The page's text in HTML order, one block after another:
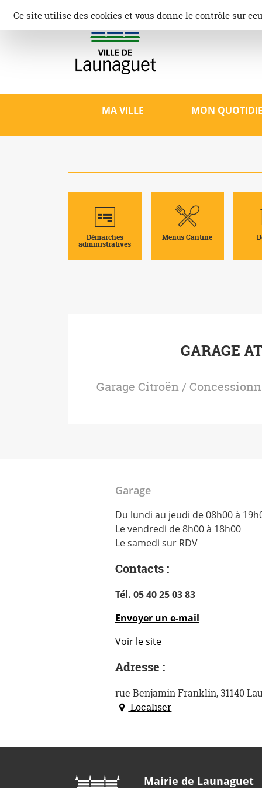
contenu
Site
MA VILLE MON
Démarches
administratives
Menus Cantine
GARAGE
Garage Citroën /
Garage
Du lundi au jeudi de 08h00 à
Le vendredi de 8h00 à 18h00
Le samedi sur RDV
Contacts :
Tél. 05 40 25 03 83
Envoyer un e-mail
Voir le site
Adresse :
rue Benjamin Franklin, 31140
Localiser
Mairie de Launaguet
Ce site utilise des cookies et vous donne le contrôle sur